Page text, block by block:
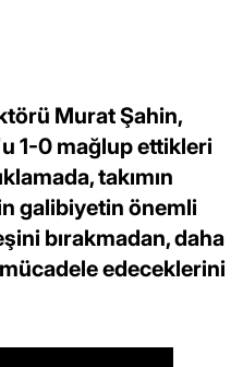
Murat Şahin,
1-0 mağlup ettikleri
takımın
galibiyetin önemli
bırakmadan, daha
edeceklerini